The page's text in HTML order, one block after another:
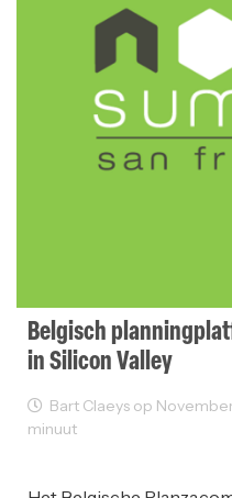
Belgisch
in Silicon Valley
Bart Claeys op
minuut